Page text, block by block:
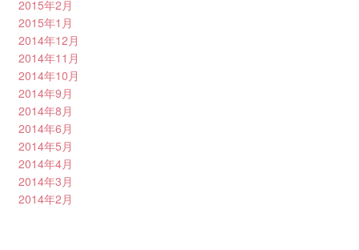
2015年2月
2015年1月
2014年12月
2014年11月
2014年10月
2014年9月
2014年8月
2014年6月
2014年5月
2014年4月
2014年3月
2014年2月